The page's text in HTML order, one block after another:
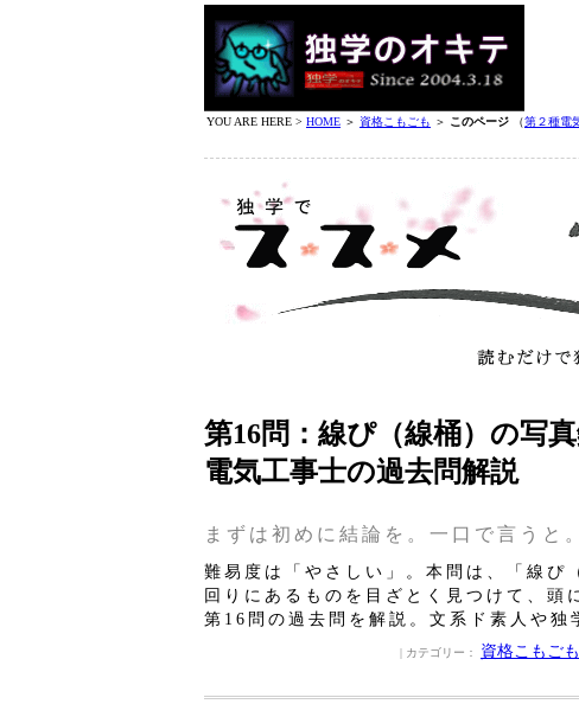
YOU ARE HERE > HOME ＞ 資格こもごも ＞ このページ （第２種電
第16問：線ぴ（線桶）の写
電気工事士の過去問解説
まずは初めに結論を。一口で言うと
難易度は「やさしい」。本問は、「線ぴ
回りにあるものを目ざとく見つけて、頭
第16問の過去問を解説。文系ド素人や独
| カテゴリー： 資格こもごも